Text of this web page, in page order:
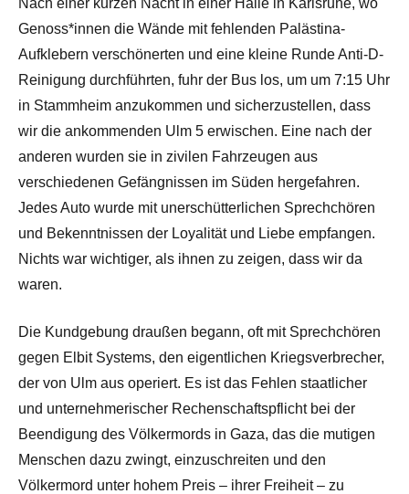
Nach einer kurzen Nacht in einer Halle in Karlsruhe, wo
Genoss*innen die Wände mit fehlenden Palästina-
Aufklebern verschönerten und eine kleine Runde Anti-D-
Reinigung durchführten, fuhr der Bus los, um um 7:15 Uhr
in Stammheim anzukommen und sicherzustellen, dass
wir die ankommenden Ulm 5 erwischen. Eine nach der
anderen wurden sie in zivilen Fahrzeugen aus
verschiedenen Gefängnissen im Süden hergefahren.
Jedes Auto wurde mit unerschütterlichen Sprechchören
und Bekenntnissen der Loyalität und Liebe empfangen.
Nichts war wichtiger, als ihnen zu zeigen, dass wir da
waren.
Die Kundgebung draußen begann, oft mit Sprechchören
gegen Elbit Systems, den eigentlichen Kriegsverbrecher,
der von Ulm aus operiert. Es ist das Fehlen staatlicher
und unternehmerischer Rechenschaftspflicht bei der
Beendigung des Völkermords in Gaza, das die mutigen
Menschen dazu zwingt, einzuschreiten und den
Völkermord unter hohem Preis – ihrer Freiheit – zu